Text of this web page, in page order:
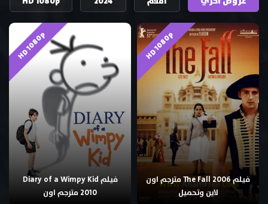
HD 1080p
فيلم The Fall 2006 مترجم اون
لاين وتحميل
HD 1080p
فيلم Diary of a Wimpy Kid
2010 مترجم اون